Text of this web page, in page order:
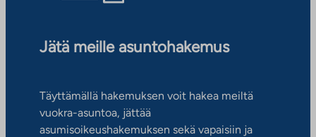
Jätä meille asuntohakemus
Täyttämällä hakemuksen voit hakea meiltä
vuokra-asuntoa, jättää
asumisoikeushakemuksen sekä vapaisiin ja